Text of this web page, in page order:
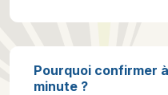
Pourquoi confirmer
minute ?